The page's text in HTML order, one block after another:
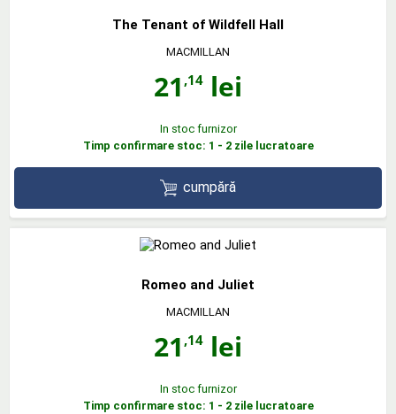
The Tenant of Wildfell Hall
MACMILLAN
21 ,14 lei
In stoc furnizor
Timp confirmare stoc: 1 - 2 zile lucratoare
cumpără
Romeo and Juliet
MACMILLAN
21 ,14 lei
In stoc furnizor
Timp confirmare stoc: 1 - 2 zile lucratoare